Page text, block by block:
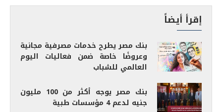
إقرأ أيضاً
بنك مصر يطرح خدمات مصرفية مجانية
وعروضًا خاصة ضمن فعاليات اليوم
العالمي للشباب
بنك مصر يوجه أكثر من 100 مليون
جنيه لدعم 4 مؤسسات طبية